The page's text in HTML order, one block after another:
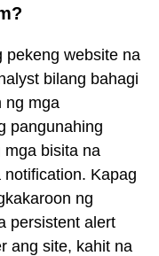
pekeng website na
bilang bahagi
ng mga
pangunahing
mga bisita na
Kapag
ng
persistent alert
ang site, kahit na